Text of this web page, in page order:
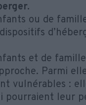
ou de
et de
Parmi
vulnérables :
pourraient leur